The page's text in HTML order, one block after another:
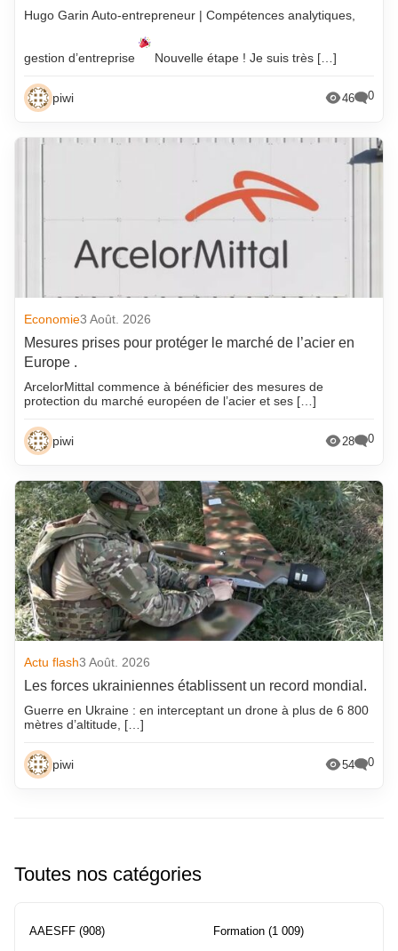
Hugo Garin Auto-entrepreneur | Compétences analytiques,
gestion d’entreprise Nouvelle étape ! Je suis très […]
piwi 46 0
Economie3 Août. 2026
Mesures prises pour protéger le marché de l’acier en
Europe .
ArcelorMittal commence à bénéficier des mesures de
protection du marché européen de l’acier et ses […]
piwi 28 0
Actu flash3 Août. 2026
Les forces ukrainiennes établissent un record mondial.
Guerre en Ukraine : en interceptant un drone à plus de 6 800
mètres d’altitude, […]
piwi 54 0
Toutes nos catégories
AAESFF (908) Formation (1 009)